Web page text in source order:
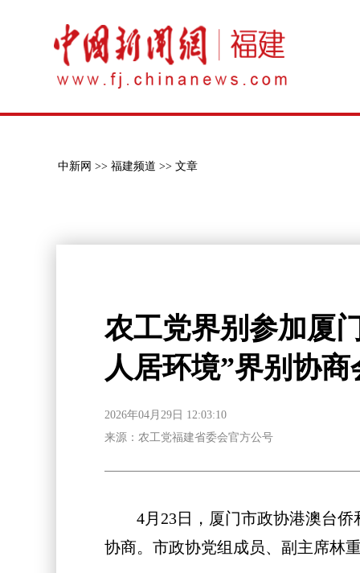
中新网 >> 福建频道 >> 文章
农工党界别参加厦
人居环境”界别协商
2026年04月29日 12:03:10
来源：农工党福建省委会官方公号
4月23日，厦门市政协港澳台侨
协商。市政协党组成员、副主席林